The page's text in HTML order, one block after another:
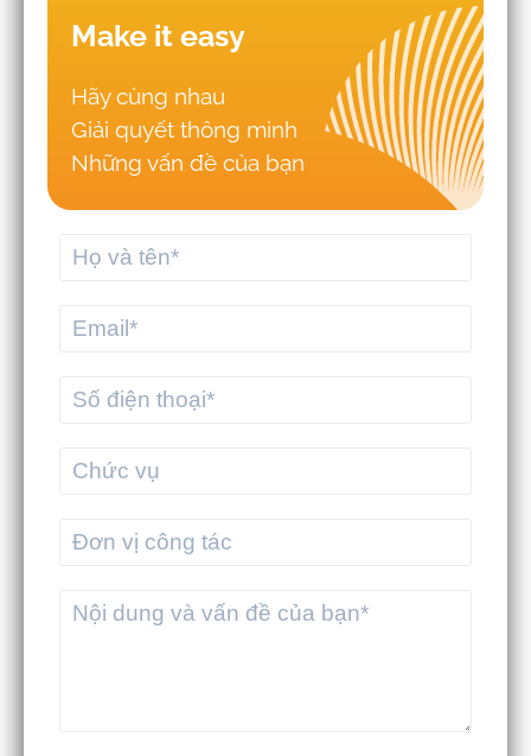
Những sai lầm khiến doanh nghiệp
triển khai WMS - TMS thất bại
MEKWMS & MEKTMS - Giải pháp giúp
3PL tối ưu vận hành toàn diện
Make it easy
Hãy cùng nhau
Giải quyết thông minh
Những vấn đề của bạn